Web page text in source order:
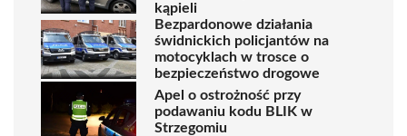
kąpieli
Bezpardonowe działania
świdnickich policjantów na
motocyklach w trosce o
bezpieczeństwo drogowe
Apel o ostrożność przy
podawaniu kodu BLIK w
Strzegomiu